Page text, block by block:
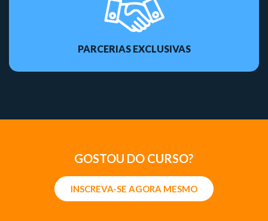
PARCERIAS EXCLUSIVAS
GOSTOU DO CURSO?
INSCREVA-SE AGORA MESMO